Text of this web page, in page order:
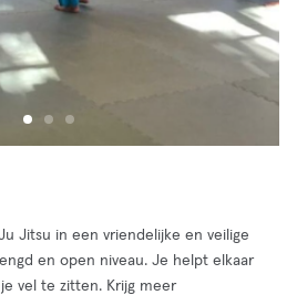
Jitsu in een vriendelijke en veilige
en open niveau. Je helpt elkaar
vel te zitten. Krijg meer